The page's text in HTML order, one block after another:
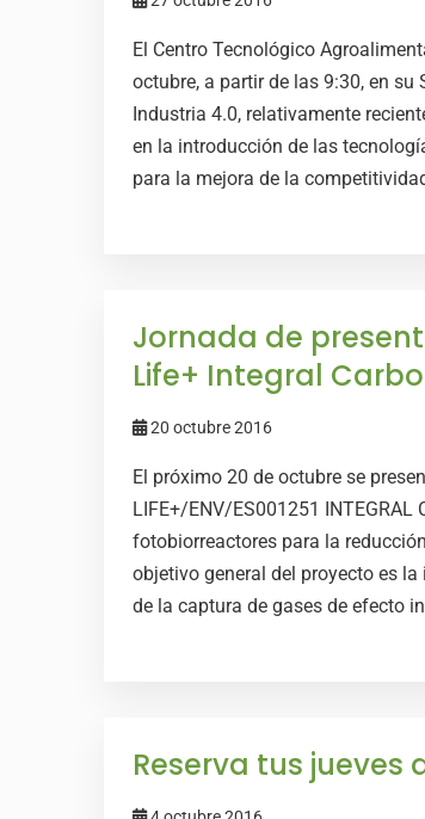
El Centro Tecnológico
octubre, a partir de las 9:30, en
Industria 4.0, relativamente
en la introducción de las
para la mejora de la
Jornada de
Life+ Integral
20 octubre 2016
El próximo 20 de octubre se
LIFE+/ENV/ES001251
fotobiorreactores para la
objetivo general del proyecto es
de la captura de gases de efecto
Reserva tus jueves